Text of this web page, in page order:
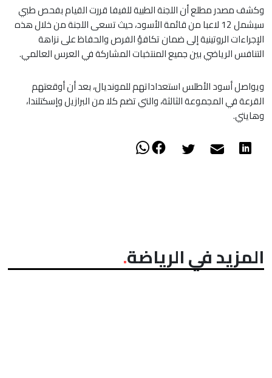
وكشف مصدر مطلع أن اللجنة الطبية للفيفا قررت القيام بفحص طبي
سيشمل 12 لاعبا من قائمة الأسود، حيث تسعى اللجنة من خلال هذه
الإجراءات الروتينية إلى ضمان تكافؤ الفرص والحفاظ على نزاهة
التنافس الرياضي بين جميع المنتخبات المشاركة في العرس العالمي.
ويواصل أسود الأطلس استعداداتهم للمونديال، بعد أن أوقعتهم
القرعة في المجموعة الثالثة، والتي تضم كلا من البرازيل وإسكتلندا،
وهايتي.
المزيد في الرياضة